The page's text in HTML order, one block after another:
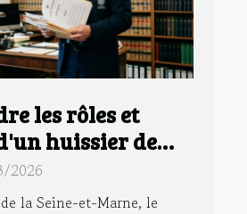
les rôles et
huissier de
le 77
2026
la Seine-et-Marne, le